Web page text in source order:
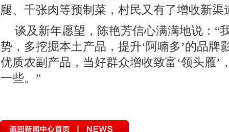
腿、千张肉等预制菜，村民又有了增收新渠
谈及新年愿望，陈艳芳信心满满地说：“
势，多挖掘本土产品，提升‘阿喃多’的品牌
优质农副产品，当好群众增收致富‘领头雁’
一些。”